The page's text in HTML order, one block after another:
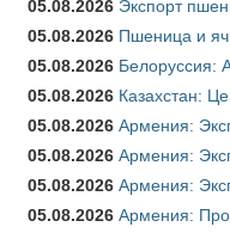
05.08.2026 Экспорт
05.08.2026 Пшеница и
05.08.2026 Белоруссия:
05.08.2026 Казахстан:
05.08.2026 Армения:
05.08.2026 Армения:
05.08.2026 Армения:
05.08.2026 Армения: